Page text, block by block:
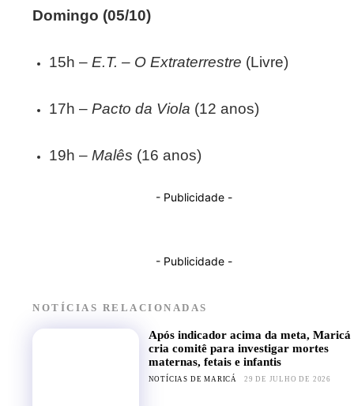
Domingo (05/10)
15h – E.T. – O Extraterrestre (Livre)
17h – Pacto da Viola (12 anos)
19h – Malês (16 anos)
- Publicidade -
- Publicidade -
NOTÍCIAS RELACIONADAS
Após indicador acima da meta, Maricá
cria comitê para investigar mortes
maternas, fetais e infantis
NOTÍCIAS DE MARICÁ 29 DE JULHO DE 2026